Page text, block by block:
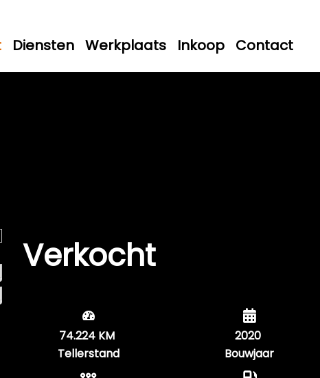
Diensten Werkplaats Inkoop Contact
Verkocht
74.224 KM
Tellerstand
2020
Bouwjaar